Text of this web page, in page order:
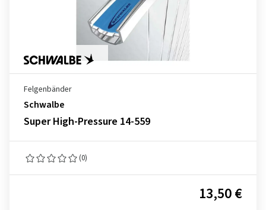
Felgenbänder
Schwalbe
Super High-Pressure 14-559
(0)
13,50 €